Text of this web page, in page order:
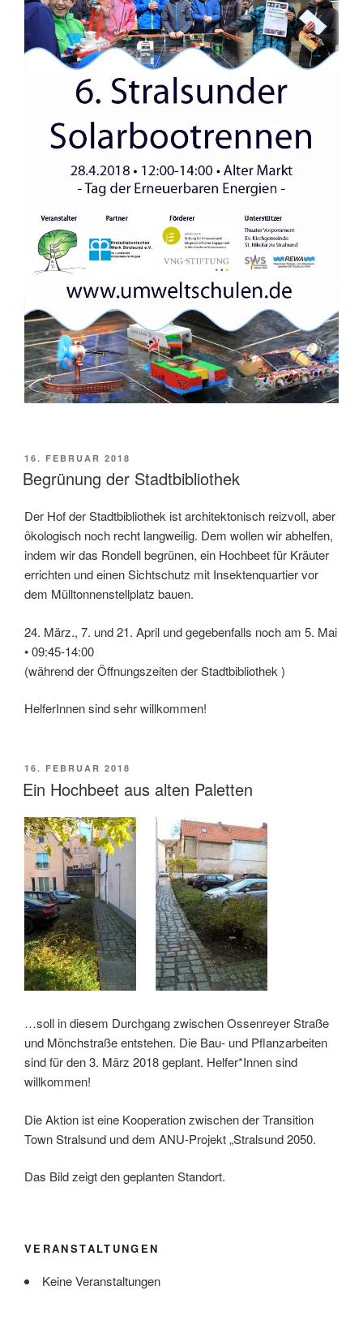
VERÖFFENTLICHT
AM
16. FEBRUAR 2018
Begrünung der Stadtbibliothek
Der Hof der Stadtbibliothek ist architektonisch reizvoll, aber
ökologisch noch recht langweilig. Dem wollen wir abhelfen,
indem wir das Rondell begrünen, ein Hochbeet für Kräuter
errichten und einen Sichtschutz mit Insektenquartier vor
dem Mülltonnenstellplatz bauen.
24. März., 7. und 21. April und gegebenfalls noch am 5. Mai
• 09:45-14:00
(während der Öffnungszeiten der Stadtbibliothek )
HelferInnen sind sehr willkommen!
VERÖFFENTLICHT
AM
16. FEBRUAR 2018
Ein Hochbeet aus alten Paletten
…soll in diesem Durchgang zwischen Ossenreyer Straße
und Mönchstraße entstehen. Die Bau- und Pflanzarbeiten
sind für den 3. März 2018 geplant. Helfer*Innen sind
willkommen!
Die Aktion ist eine Kooperation zwischen der Transition
Town Stralsund und dem ANU-Projekt „Stralsund 2050.
Das Bild zeigt den geplanten Standort.
VERANSTALTUNGEN
Keine Veranstaltungen